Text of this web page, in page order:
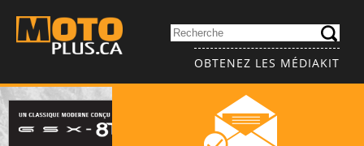
OBTENEZ LES MÉDIAKIT